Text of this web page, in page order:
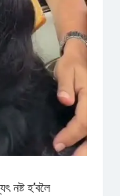
নষ্ট হ’বলৈ